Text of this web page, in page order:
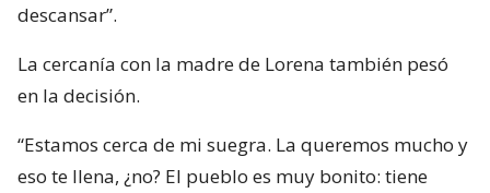
descansar”.
La cercanía con la madre de Lorena también pesó
en la decisión.
“Estamos cerca de mi suegra. La queremos mucho y
eso te llena, ¿no? El pueblo es muy bonito: tiene